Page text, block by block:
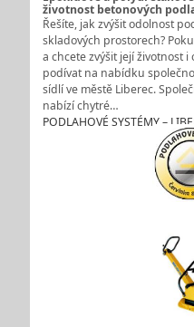
životnost betonových
Řešíte, jak zvýšit odolnost
skladových prostorech?
a chcete zvýšit její životnost
podívat na nabídku
sídlí ve městě Liberec.
nabízí chytré…
PODLAHOVÉ SYSTÉMY –